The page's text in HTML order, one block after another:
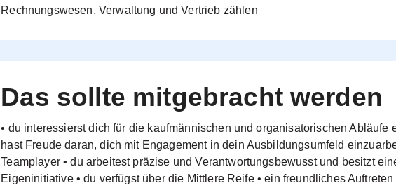
Rechnungswesen, Verwaltung und Vertrieb zählen
Das sollte mitgebracht werden
• du interessierst dich für die kaufmännischen und organisatorischen Abläufe
hast Freude daran, dich mit Engagement in dein Ausbildungsumfeld
Teamplayer • du arbeitest präzise und Verantwortungsbewusst und besitzt
Eigeninitiative • du verfügst über die Mittlere Reife • ein freundliches